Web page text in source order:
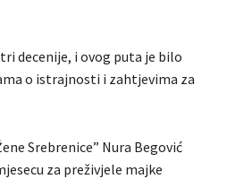
decenije, i ovog puta je bilo
o istrajnosti i zahtjevima za
Srebrenice” Nura Begović
za preživjele majke